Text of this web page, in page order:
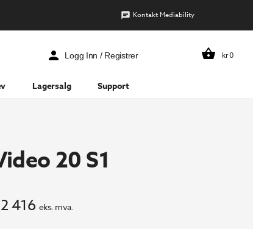
Kontakt Mediability
Logg Inn / Registrer kr0
Lagersalg Support
20 S1
416Nåværende
eks. mva.